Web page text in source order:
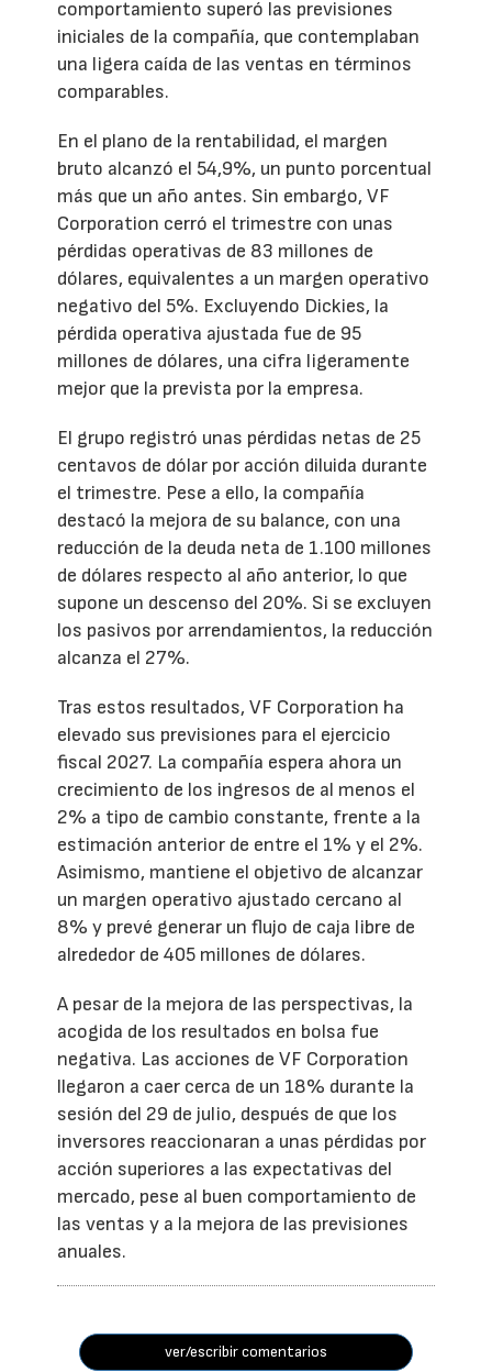
comportamiento superó las previsiones
iniciales de la compañía, que contemplaban
una ligera caída de las ventas en términos
comparables.
En el plano de la rentabilidad, el margen
bruto alcanzó el 54,9%, un punto porcentual
más que un año antes. Sin embargo, VF
Corporation cerró el trimestre con unas
pérdidas operativas de 83 millones de
dólares, equivalentes a un margen operativo
negativo del 5%. Excluyendo Dickies, la
pérdida operativa ajustada fue de 95
millones de dólares, una cifra ligeramente
mejor que la prevista por la empresa.
El grupo registró unas pérdidas netas de 25
centavos de dólar por acción diluida durante
el trimestre. Pese a ello, la compañía
destacó la mejora de su balance, con una
reducción de la deuda neta de 1.100 millones
de dólares respecto al año anterior, lo que
supone un descenso del 20%. Si se excluyen
los pasivos por arrendamientos, la reducción
alcanza el 27%.
Tras estos resultados, VF Corporation ha
elevado sus previsiones para el ejercicio
fiscal 2027. La compañía espera ahora un
crecimiento de los ingresos de al menos el
2% a tipo de cambio constante, frente a la
estimación anterior de entre el 1% y el 2%.
Asimismo, mantiene el objetivo de alcanzar
un margen operativo ajustado cercano al
8% y prevé generar un flujo de caja libre de
alrededor de 405 millones de dólares.
A pesar de la mejora de las perspectivas, la
acogida de los resultados en bolsa fue
negativa. Las acciones de VF Corporation
llegaron a caer cerca de un 18% durante la
sesión del 29 de julio, después de que los
inversores reaccionaran a unas pérdidas por
acción superiores a las expectativas del
mercado, pese al buen comportamiento de
las ventas y a la mejora de las previsiones
anuales.
ver/escribir comentarios